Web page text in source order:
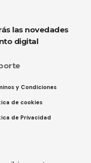
digital
y Condiciones
de cookies
de Privacidad